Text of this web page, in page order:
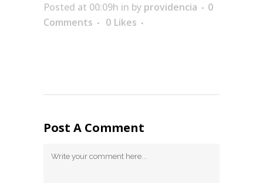
Posted at 00:09h in by providencia
0
Comments
0 Likes
Post A Comment